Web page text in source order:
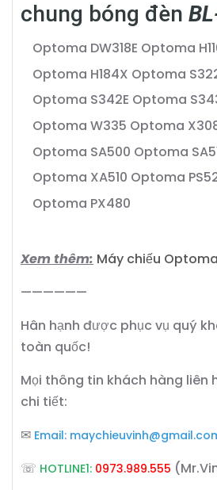
chung bóng đèn
Optoma DW318E Optoma
Optoma H184X Optoma
Optoma S342E Optoma
Optoma W335 Optoma
Optoma SA500 Optoma
Optoma XA510 Optoma
Optoma PX480
Xem thêm: Máy chiếu
——————
Hân hạnh được phục vụ quý
toàn quốc!
Mọi thông tin khách hàng liên
chi tiết:
✉ Email:
☏ HOTLINE1: 0973.989.555